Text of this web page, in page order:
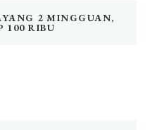
2 MINGGUAN,
100 RIBU